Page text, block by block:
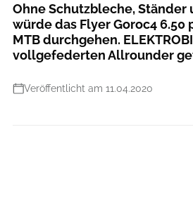
Ohne Schutzbleche, Ständer
würde das Flyer Goroc4 6.50
MTB durchgehen.
vollgefederten Allrounder
Veröffentlicht am 11.04.2020